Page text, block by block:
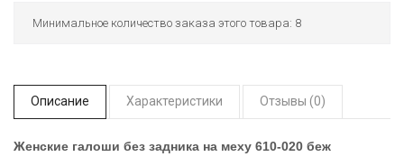
Минимальное количество заказа этого товара: 8
Описание Характеристики Отзывы (0)
Женские галоши без задника на меху 610-020 беж